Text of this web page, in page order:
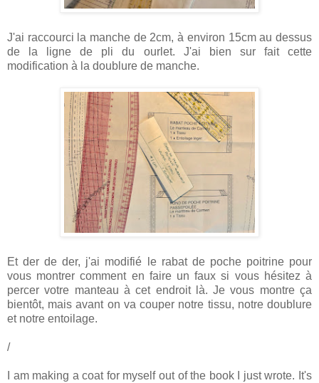
J'ai raccourci la manche de 2cm, à environ 15cm au dessus
de la ligne de pli du ourlet. J'ai bien sur fait cette
modification à la doublure de manche.
Et der de der, j'ai modifié le rabat de poche poitrine pour
vous montrer comment en faire un faux si vous hésitez à
percer votre manteau à cet endroit là. Je vous montre ça
bientôt, mais avant on va couper notre tissu, notre doublure
et notre entoilage.
/
I am making a coat for myself out of the book I just wrote. It's